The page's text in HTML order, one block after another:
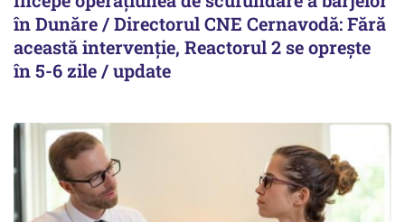
în Dunăre / Directorul CNE Cernavodă: Fără
această intervenție, Reactorul 2 se oprește
în 5-6 zile / update